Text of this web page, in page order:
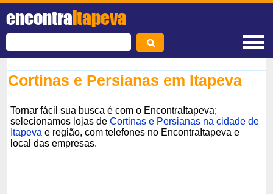
encontraItapeva
Cortinas e Persianas em Itapeva
Tornar fácil sua busca é com o EncontraItapeva;
selecionamos lojas deCortinas e Persianas na cidade de
Itapeva e região, com telefones no EncontraItapeva e
local das empresas.